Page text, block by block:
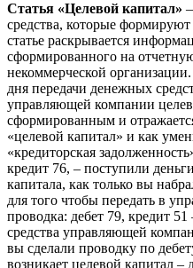
Статья «Целевой капитал»
средства, которые
статье раскрывается
сформированного на
некоммерческой
дня передачи денежных
управляющей компании
сформированным и
«целевой капитал» и как
«кредиторская
кредит 76, – поступили
капитала, как только вы
для того чтобы передать в
проводка: дебет 79, кредит
средства управляющей
вы сделали проводку по
возникает целевой капитал –